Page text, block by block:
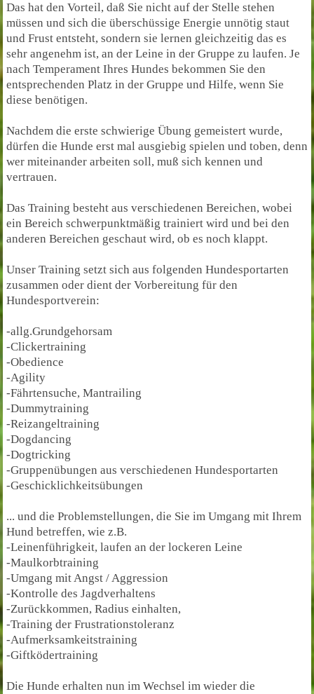
Das hat den Vorteil, daß Sie nicht auf der Stelle stehen
müssen und sich die überschüssige Energie unnötig staut
und Frust entsteht, sondern sie lernen gleichzeitig das es
sehr angenehm ist, an der Leine in der Gruppe zu laufen. Je
nach Temperament Ihres Hundes bekommen Sie den
entsprechenden Platz in der Gruppe und Hilfe, wenn Sie
diese benötigen.
Nachdem die erste schwierige Übung gemeistert wurde,
dürfen die Hunde erst mal ausgiebig spielen und toben, denn
wer miteinander arbeiten soll, muß sich kennen und
vertrauen.
Das Training besteht aus verschiedenen Bereichen, wobei
ein Bereich schwerpunktmäßig trainiert wird und bei den
anderen Bereichen geschaut wird, ob es noch klappt.
Unser Training setzt sich aus folgenden Hundesportarten
zusammen oder dient der Vorbereitung für den
Hundesportverein:
-allg.Grundgehorsam
-Clickertraining
-Obedience
-Agility
-Fährtensuche, Mantrailing
-Dummytraining
-Reizangeltraining
-Dogdancing
-Dogtricking
-Gruppenübungen aus verschiedenen Hundesportarten
-Geschicklichkeitsübungen
... und die Problemstellungen, die Sie im Umgang mit Ihrem
Hund betreffen, wie z.B.
-Leinenführigkeit, laufen an der lockeren Leine
-Maulkorbtraining
-Umgang mit Angst / Aggression
-Kontrolle des Jagdverhaltens
-Zurückkommen, Radius einhalten,
-Training der Frustrationstoleranz
-Aufmerksamkeitstraining
-Giftködertraining
Die Hunde erhalten nun im Wechsel im wieder die